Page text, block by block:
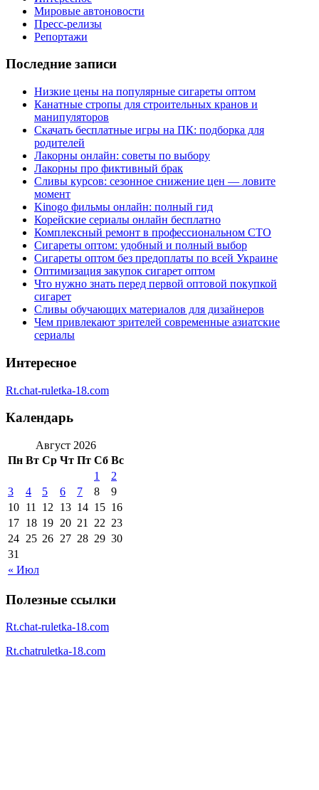
Мировые автоновости
Пресс-релизы
Репортажи
Последние записи
Низкие цены на популярные сигареты оптом
Канатные стропы для строительных кранов и
манипуляторов
Скачать бесплатные игры на ПК: подборка для
родителей
Лакорны онлайн: советы по выбору
Лакорны про фиктивный брак
Сливы курсов: сезонное снижение цен — ловите
момент
Kinogo фильмы онлайн: полный гид
Корейские сериалы онлайн бесплатно
Комплексный ремонт в профессиональном СТО
Сигареты оптом: удобный и полный выбор
Сигареты оптом без предоплаты по всей Украине
Оптимизация закупок сигарет оптом
Что нужно знать перед первой оптовой покупкой
сигарет
Сливы обучающих материалов для дизайнеров
Чем привлекают зрителей современные азиатские
сериалы
Интересное
Rt.chat-ruletka-18.com
Календарь
Август 2026
Пн Вт Ср Чт Пт Сб Вс
« Июл
1
2
3
4 5 6 7 8
9
10 11 12 13 14 15 16
17 18 19 20 21 22 23
24 25 26 27 28 29 30
31
Полезные ссылки
Rt.chat-ruletka-18.com
Rt.chatruletka-18.com